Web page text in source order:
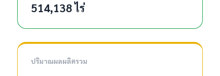
514,138 ไร่
ปริมาณผลผลิตรวม